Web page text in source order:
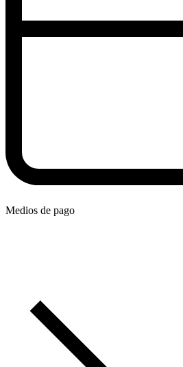
Medios de pago